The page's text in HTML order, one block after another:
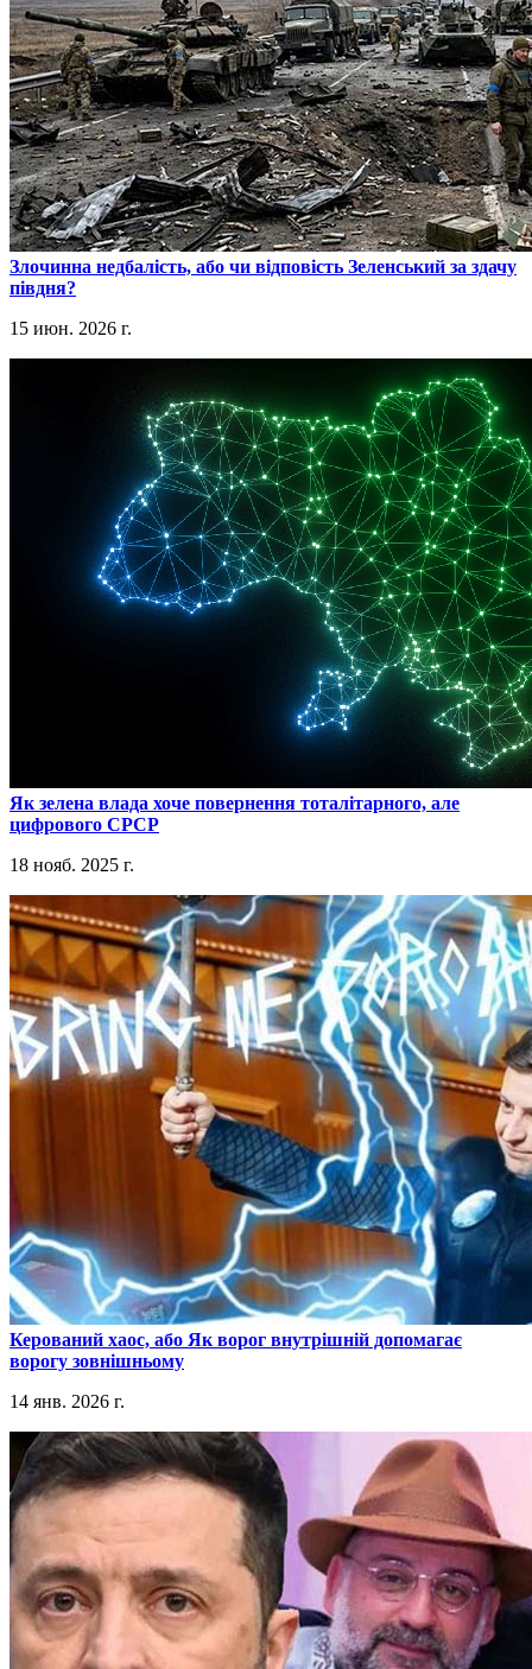
​Злочинна недбалість, або чи відповість Зеленський за здачу
півдня?
15 июн. 2026 г.
​Як зелена влада хоче повернення тоталітарного, але
цифрового СРСР
18 нояб. 2025 г.
​Керований хаос, або Як ворог внутрішній допомагає
ворогу зовнішньому
14 янв. 2026 г.